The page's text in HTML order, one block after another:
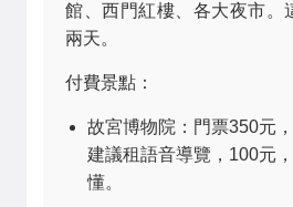
館、西門紅樓、各大夜市。
兩天。
付費景點：
故宮博物院：門票350元
建議租語音導覽，100元
懂。